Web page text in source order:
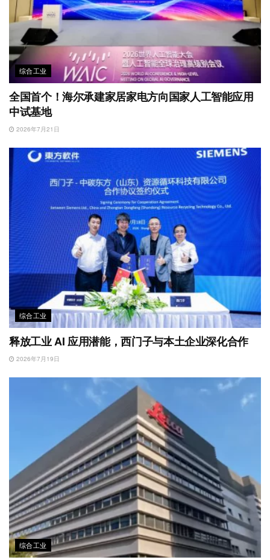
综合工业
全国首个！海尔承建家居家电方向国家人工智能应用
中试基地
2026年7月21日
综合工业
释放工业 AI 应用潜能，西门子与本土企业深化合作
2026年7月19日
综合工业